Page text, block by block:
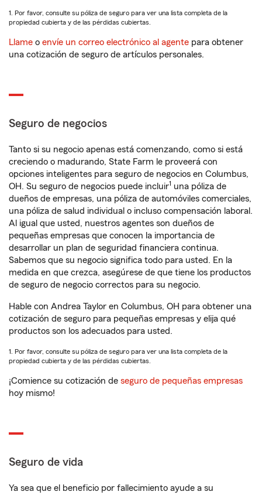
1. Por favor, consulte su póliza de seguro para ver una lista completa de la
propiedad cubierta y de las pérdidas cubiertas.
Llame o envíe un correo electrónico al agente para obtener
una cotización de seguro de artículos personales.
Seguro de negocios
Tanto si su negocio apenas está comenzando, como si está
creciendo o madurando, State Farm le proveerá con
opciones inteligentes para seguro de negocios en Columbus,
OH. Su seguro de negocios puede incluir1 una póliza de
dueños de empresas, una póliza de automóviles comerciales,
una póliza de salud individual o incluso compensación laboral.
Al igual que usted, nuestros agentes son dueños de
pequeñas empresas que conocen la importancia de
desarrollar un plan de seguridad financiera continua.
Sabemos que su negocio significa todo para usted. En la
medida en que crezca, asegúrese de que tiene los productos
de seguro de negocio correctos para su negocio.
Hable con Andrea Taylor en Columbus, OH para obtener una
cotización de seguro para pequeñas empresas y elija qué
productos son los adecuados para usted.
1. Por favor, consulte su póliza de seguro para ver una lista completa de la
propiedad cubierta y de las pérdidas cubiertas.
¡Comience su cotización de seguro de pequeñas empresas
hoy mismo!
Seguro de vida
Ya sea que el beneficio por fallecimiento ayude a su